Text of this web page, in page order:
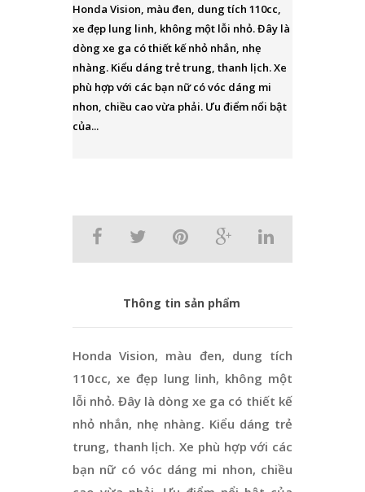
Honda Vision, màu đen, dung tích 110cc,
xe đẹp lung linh, không một lỗi nhỏ. Đây là
dòng xe ga có thiết kế nhỏ nhắn, nhẹ
nhàng. Kiểu dáng trẻ trung, thanh lịch. Xe
phù hợp với các bạn nữ có vóc dáng mi
nhon, chiều cao vừa phải. Ưu điểm nổi bật
của...
Thông tin sản phẩm
Honda Vision, màu đen, dung tích
110cc, xe đẹp lung linh, không một
lỗi nhỏ. Đây là dòng xe ga có thiết kế
nhỏ nhắn, nhẹ nhàng. Kiểu dáng trẻ
trung, thanh lịch. Xe phù hợp với các
bạn nữ có vóc dáng mi nhon, chiều